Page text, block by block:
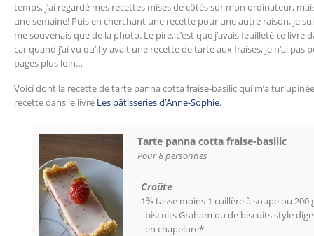
temps, j’ai regardé mes recettes mises de côtés sur mon ordinateur,
une semaine! Puis en cherchant une recette pour une autre raison, je
me souvenais que de la photo. Le pire, c’est que j’avais feuilleté ce livre
car quand j’ai vu qu’il y avait une recette de tarte aux fraises, je n’ai pas
pages plus loin…
Voici dont la recette de tarte panna cotta fraise-basilic qui m’a
recette dans le livre Les pâtisseries d’Anne-Sophie.
Tarte panna cotta fraise-basilic
Pour 8 personnes
Croûte
1⅔ tasse moins 1 cuillère à soupe ou 200
biscuits Graham ou de biscuits style
en chapelure*